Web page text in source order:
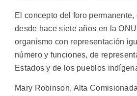
El concepto del foro permanente,
desde hace siete años en la
organismo con representación
número y funciones, de
Estados y de los pueblos
Mary Robinson, Alta